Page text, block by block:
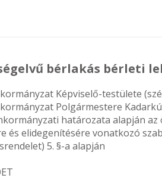
bérlakás bérleti
Képviselő-testülete
Polgármestere
határozata alapján
és elidegenítésére vonatkozó
5. §-a alapján